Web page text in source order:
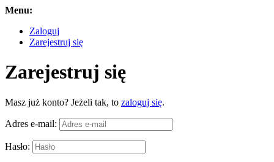
Menu:
Zaloguj
Zarejestruj się
Zarejestruj się
Masz już konto? Jeżeli tak, to zaloguj się.
Adres e-mail:
Hasło: